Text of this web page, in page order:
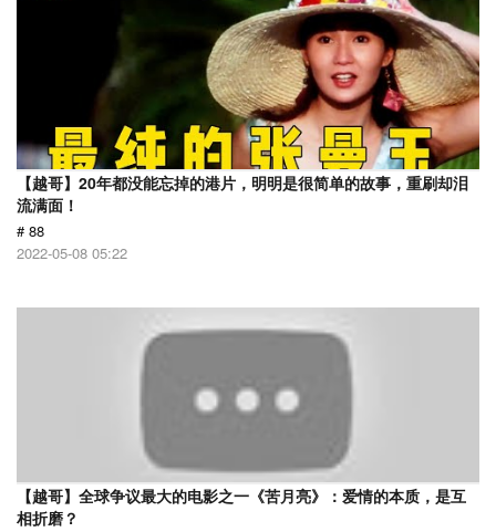
【越哥】20年都没能忘掉的港片，明明是很简单的故事，重刷却泪
流满面！
# 88
2022-05-08 05:22
【越哥】全球争议最大的电影之一《苦月亮》：爱情的本质，是互
相折磨？